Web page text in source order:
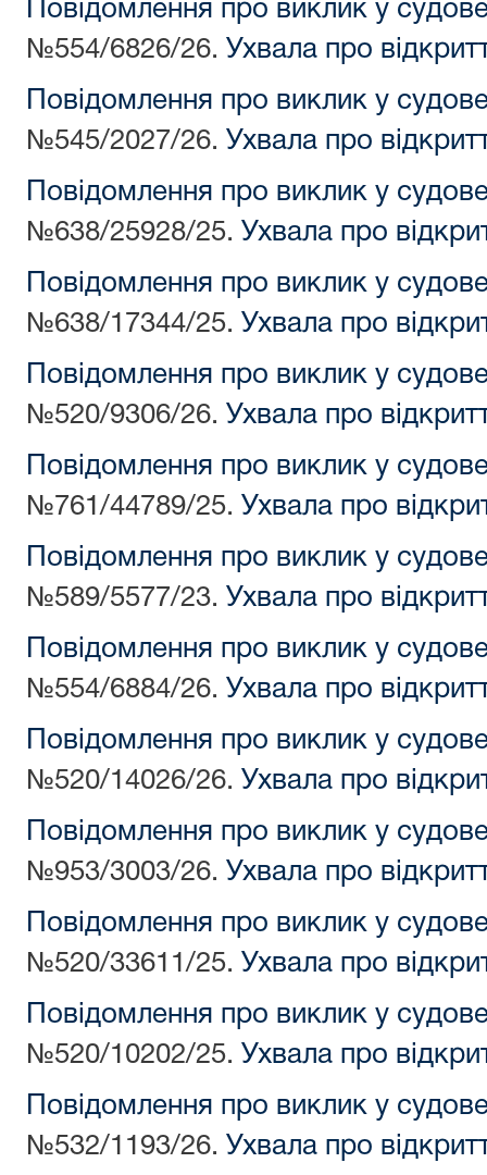
Повідомлення про виклик у
№554/6826/26. Ухвала про
Повідомлення про виклик у
№545/2027/26. Ухвала про
Повідомлення про виклик у
№638/25928/25. Ухвала про
Повідомлення про виклик у
№638/17344/25. Ухвала про
Повідомлення про виклик у
№520/9306/26. Ухвала про
Повідомлення про виклик у
№761/44789/25. Ухвала про
Повідомлення про виклик у
№589/5577/23. Ухвала про
Повідомлення про виклик у
№554/6884/26. Ухвала про
Повідомлення про виклик у
№520/14026/26. Ухвала про
Повідомлення про виклик у
№953/3003/26. Ухвала про
Повідомлення про виклик у
№520/33611/25. Ухвала про
Повідомлення про виклик у
№520/10202/25. Ухвала про
Повідомлення про виклик у
№532/1193/26. Ухвала про